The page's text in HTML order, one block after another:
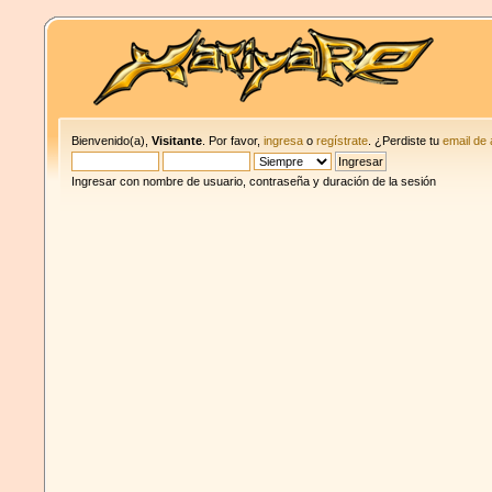
Bienvenido(a),Visitante . Por favor,ingresa oregístrate . ¿Perdiste tuemail de
Ingresar con nombre de usuario, contraseña y duración de la sesión